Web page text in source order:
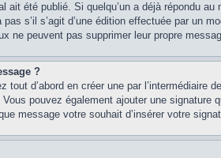
été publié. Si quelqu’un a déjà répondu
s’il s’agit d’une édition effectuée par
ne peuvent pas supprimer leur propre
?
d’abord en créer une par
pouvez également ajouter une
message votre souhait d’insérer votre